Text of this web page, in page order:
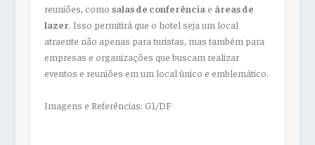
reuniões, como salas de conferência e áreas de
lazer. Isso permitirá que o hotel seja um local
atraente não apenas para turistas, mas também para
empresas e organizações que buscam realizar
eventos e reuniões em um local único e emblemático.
Imagens e Referências: G1/DF